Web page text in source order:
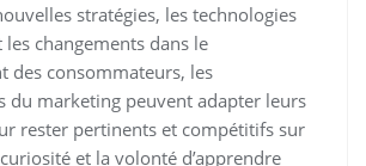
stratégies, les technologies
les changements dans le
des consommateurs, les
du marketing peuvent adapter leurs
rester pertinents et compétitifs sur
et la volonté d’apprendre